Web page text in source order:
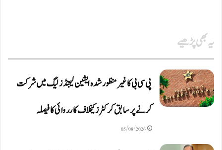
یہ بھی پڑھیے
پی سی بی کا غیر منظور شدہ ایشین لیجنڈز لیگ میں شرکت
کرنے پر سابق کرکٹرز کیخلاف کارروائی کا فیصلہ
05/08/2026